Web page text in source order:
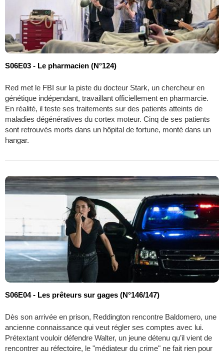
S06E03 - Le pharmacien (N°124)
Red met le FBI sur la piste du docteur Stark, un chercheur en
génétique indépendant, travaillant officiellement en pharmarcie.
En réalité, il teste ses traitements sur des patients atteints de
maladies dégénératives du cortex moteur. Cinq de ses patients
sont retrouvés morts dans un hôpital de fortune, monté dans un
hangar.
S06E04 - Les prêteurs sur gages (N°146/147)
Dès son arrivée en prison, Reddington rencontre Baldomero, une
ancienne connaissance qui veut régler ses comptes avec lui.
Prétextant vouloir défendre Walter, un jeune détenu qu’il vient de
rencontrer au réfectoire, le "médiateur du crime" ne fait rien pour